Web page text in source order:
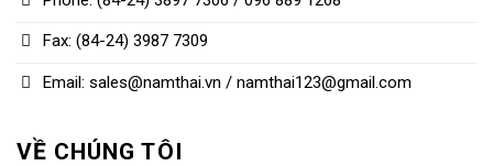
Fax: (84-24) 3987 7309
Email: sales@namthai.vn / namthai123@gmail.com
VỀ CHÚNG TÔI